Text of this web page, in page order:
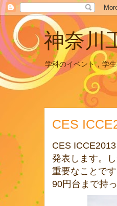
神奈川
学科のイベント，学
CES
CES
発表します。
重要なことで
90円台まで持